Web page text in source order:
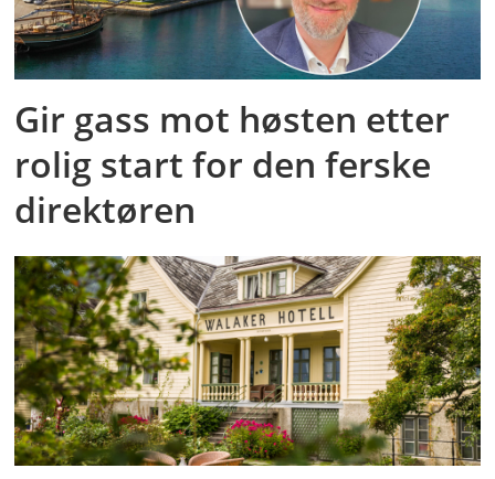
Gir gass mot høsten etter
rolig start for den ferske
direktøren